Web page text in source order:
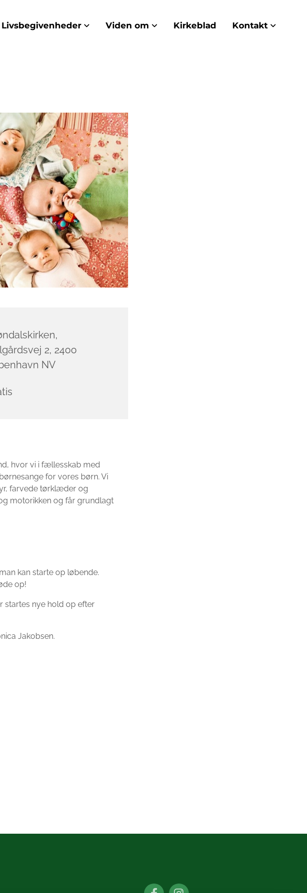
Livsbegivenheder Viden om Kirkeblad Kontakt
2, 2400
NV
hvor vi i fællesskab med
for vores børn. Vi
farvede tørklæder og
motorikken og får grundlagt
kan starte op løbende.
op!
startes nye hold op efter
Jakobsen.